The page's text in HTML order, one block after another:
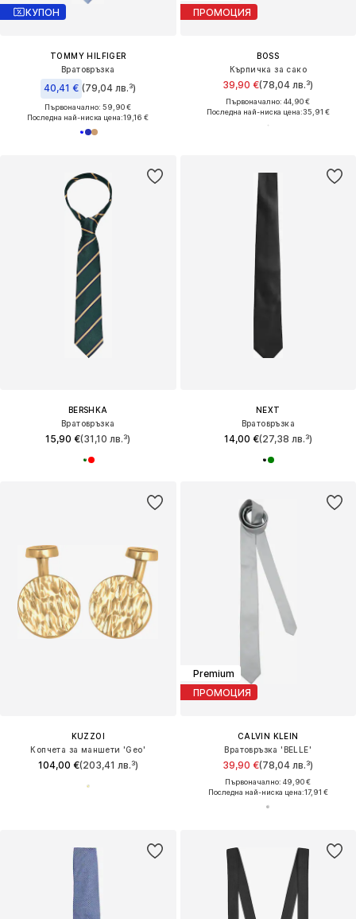
КУПОН
TOMMY HILFIGER
Вратовръзка
40,41 € (79,04 лв.³)
Първоначално: 59,90 €
Последна най-ниска цена:19,16 €
ПРОМОЦИЯ
BOSS
Кърпичка за сако
39,90 €(78,04 лв.³)
Първоначално: 44,90 €
Последна най-ниска цена:35,91 €
BERSHKA
Вратовръзка
15,90 €(31,10 лв.³)
NEXT
Вратовръзка
14,00 €(27,38 лв.³)
KUZZOI
Копчета за маншети 'Geo'
104,00 €(203,41 лв.³)
Premium
ПРОМОЦИЯ
CALVIN KLEIN
Вратовръзка 'BELLE'
39,90 €(78,04 лв.³)
Първоначално: 49,90 €
Последна най-ниска цена:17,91 €